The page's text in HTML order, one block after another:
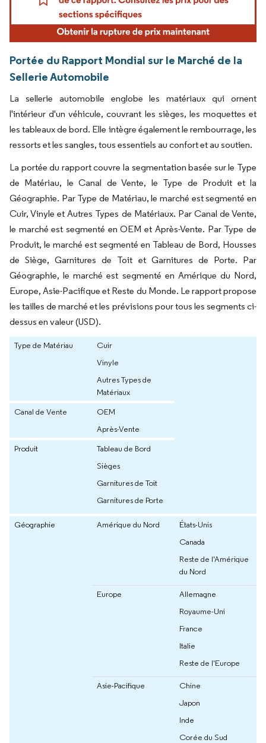
Portée du Rapport Mondial sur le Marché de la
Sellerie Automobile
La sellerie automobile englobe les matériaux qui ornent
l'intérieur d'un véhicule, couvrant les sièges, les moquettes et
les tableaux de bord. Elle intègre également le rembourrage, les
ressorts et les sangles, tous essentiels au confort et au soutien.
La portée du rapport couvre la segmentation basée sur le Type
de Matériau, le Canal de Vente, le Type de Produit et la
Géographie. Par Type de Matériau, le marché est segmenté en
Cuir, Vinyle et Autres Types de Matériaux. Par Canal de Vente,
le marché est segmenté en OEM et Après-Vente. Par Type de
Produit, le marché est segmenté en Tableau de Bord, Housses
de Siège, Garnitures de Toit et Garnitures de Porte. Par
Géographie, le marché est segmenté en Amérique du Nord,
Europe, Asie-Pacifique et Reste du Monde. Le rapport propose
les tailles de marché et les prévisions pour tous les segments ci-
dessus en valeur (USD).
Type de Matériau
Cuir
Vinyle
Autres Types de
Matériaux
Canal de Vente
OEM
Après-Vente
Produit
Tableau de Bord
Sièges
Garnitures de Toit
Garnitures de Porte
Géographie Amérique du Nord
États-Unis
Canada
Reste de l'Amérique
du Nord
Europe
Allemagne
Royaume-Uni
France
Italie
Reste de l'Europe
Asie-Pacifique
Chine
Japon
Inde
Corée du Sud